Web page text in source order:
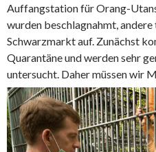
Auffangstation für Orang-
wurden beschlagnahmt,
Schwarzmarkt auf. Zunächst
Quarantäne und werden sehr
untersucht. Daher müssen wir